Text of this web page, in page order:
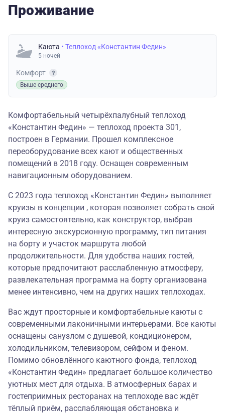
Проживание
Каюта • Теплоход «Константин Федин»
5 ночей
Комфорт
Выше среднего
Комфортабельный четырёхпалубный теплоход
«Константин Федин» — теплоход проекта 301,
построен в Германии. Прошел комплексное
переоборудование всех кают и общественных
помещений в 2018 году. Оснащен современным
навигационным оборудованием.
С 2023 года теплоход «Константин Федин» выполняет
круизы в концепции , которая позволяет собрать свой
круиз самостоятельно, как конструктор, выбрав
интересную экскурсионную программу, тип питания
на борту и участок маршрута любой
продолжительности. Для удобства наших гостей,
которые предпочитают расслабленную атмосферу,
развлекательная программа на борту организована
менее интенсивно, чем на других наших теплоходах.
Вас ждут просторные и комфортабельные каюты с
современными лаконичными интерьерами. Все каюты
оснащены санузлом с душевой, кондиционером,
холодильником, телевизором, сейфом и феном.
Помимо обновлённого каютного фонда, теплоход
«Константин Федин» предлагает большое количество
уютных мест для отдыха. В атмосферных барах и
гостеприимных ресторанах на теплоходе вас ждёт
тёплый приём, расслабляющая обстановка и